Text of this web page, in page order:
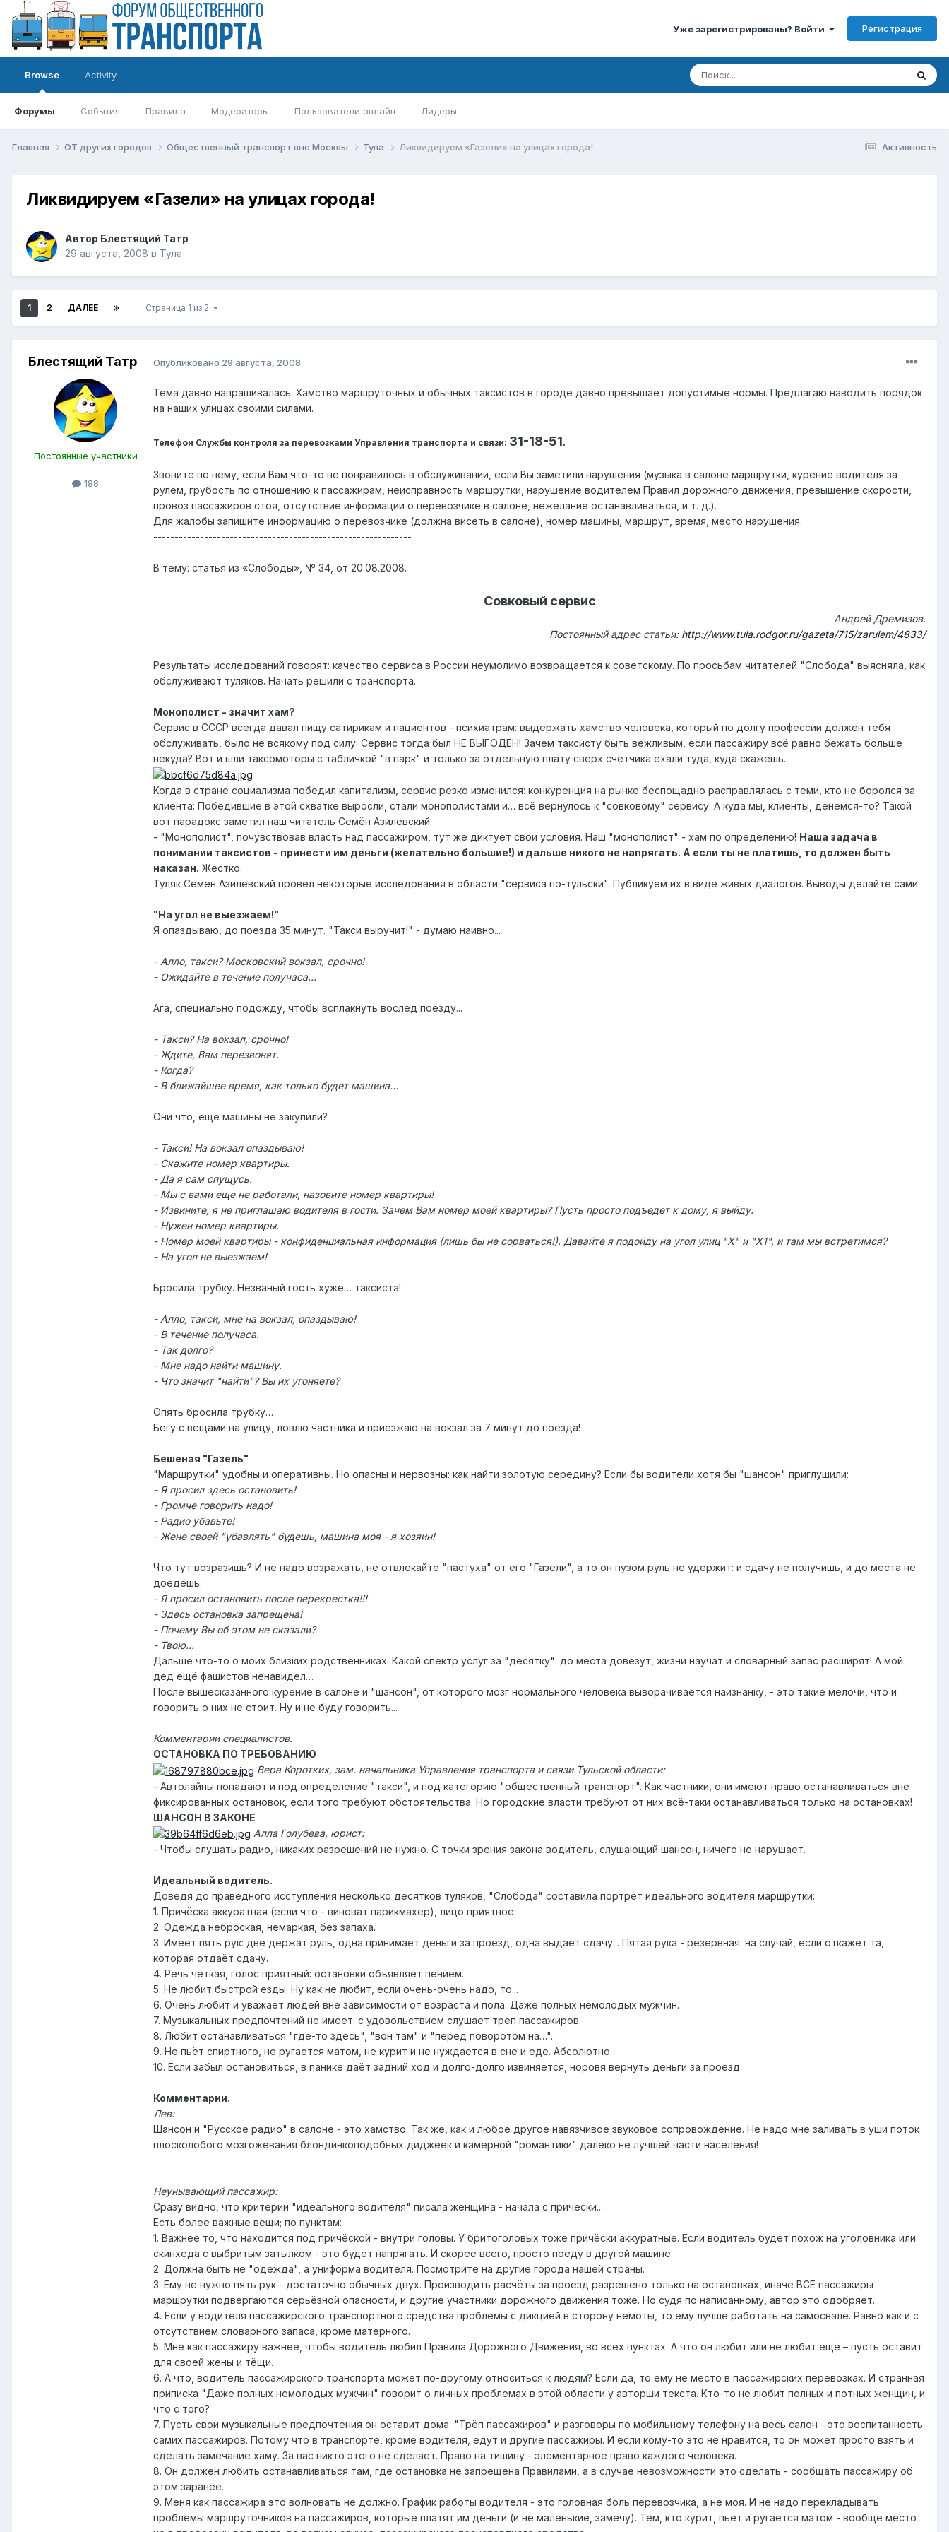
Уже зарегистрированы? Войти Регистрация
Browse
Форумы События Правила Модераторы Пользователи онлайн Лидеры
Activity
Активность
Главная ОТ других городов Общественный транспорт вне Москвы Тула Ликвидируем «Газели» на улицах города!
Ликвидируем «Газели» на улицах города!
Автор Блестящий Татр
29 августа, 2008 в Тула
1 2 ДАЛЕЕ Страница 1 из 2
Блестящий Татр
Постоянные участники
188
Опубликовано 29 августа, 2008
Тема давно напрашивалась. Хамство маршруточных и обычных таксистов в городе давно превышает допустимые нормы. Предлагаю наводить порядок
на наших улицах своими силами.
Телефон Службы контроля за перевозками Управления транспорта и связи: 31-18-51.
Звоните по нему, если Вам что-то не понравилось в обслуживании, если Вы заметили нарушения (музыка в салоне маршрутки, курение водителя за
рулём, грубость по отношению к пассажирам, неисправность маршрутки, нарушение водителем Правил дорожного движения, превышение скорости,
провоз пассажиров стоя, отсутствие информации о перевозчике в салоне, нежелание останавливаться, и т. д.).
Для жалобы запишите информацию о перевозчике (должна висеть в салоне), номер машины, маршрут, время, место нарушения.
-------------------------------------------------------------
В тему: статья из «Слободы», № 34, от 20.08.2008.
Совковый сервис
Андрей Дремизов.
Постоянный адрес статьи: http://www.tula.rodgor.ru/gazeta/715/zarulem/4833/
Результаты исследований говорят: качество сервиса в России неумолимо возвращается к советскому. По просьбам читателей "Слобода" выясняла, как
обслуживают туляков. Начать решили с транспорта.
Монополист - значит хам?
Сервис в СССР всегда давал пищу сатирикам и пациентов - психиатрам: выдержать хамство человека, который по долгу профессии должен тебя
обслуживать, было не всякому под силу. Сервис тогда был НЕ ВЫГОДЕН! Зачем таксисту быть вежливым, если пассажиру всё равно бежать больше
некуда? Вот и шли таксомоторы с табличкой "в парк" и только за отдельную плату сверх счётчика ехали туда, куда скажешь.
Когда в стране социализма победил капитализм, сервис резко изменился: конкуренция на рынке беспощадно расправлялась с теми, кто не боролся за
клиента: Победившие в этой схватке выросли, стали монополистами и… всё вернулось к "совковому" сервису. А куда мы, клиенты, денемся-то? Такой
вот парадокс заметил наш читатель Семён Азилевский:
- "Монополист", почувствовав власть над пассажиром, тут же диктует свои условия. Наш "монополист" - хам по определению! Наша задача в
понимании таксистов - принести им деньги (желательно большие!) и дальше никого не напрягать. А если ты не платишь, то должен быть
наказан. Жёстко.
Туляк Семен Азилевский провел некоторые исследования в области "сервиса по-тульски". Публикуем их в виде живых диалогов. Выводы делайте сами.
"На угол не выезжаем!"
Я опаздываю, до поезда 35 минут. "Такси выручит!" - думаю наивно...
- Алло, такси? Московский вокзал, срочно!
- Ожидайте в течение получаса…
Ага, специально подожду, чтобы всплакнуть вослед поезду...
- Такси? На вокзал, срочно!
- Ждите, Вам перезвонят.
- Когда?
- В ближайшее время, как только будет машина…
Они что, ещё машины не закупили?
- Такси! На вокзал опаздываю!
- Скажите номер квартиры.
- Да я сам спущусь.
- Мы с вами еще не работали, назовите номер квартиры!
- Извините, я не приглашаю водителя в гости. Зачем Вам номер моей квартиры? Пусть просто подъедет к дому, я выйду:
- Нужен номер квартиры.
- Номер моей квартиры - конфиденциальная информация (лишь бы не сорваться!). Давайте я подойду на угол улиц "Х" и "Х1", и там мы встретимся?
- На угол не выезжаем!
Бросила трубку. Незваный гость хуже… таксиста!
- Алло, такси, мне на вокзал, опаздываю!
- В течение получаса.
- Так долго?
- Мне надо найти машину.
- Что значит "найти"? Вы их угоняете?
Опять бросила трубку…
Бегу с вещами на улицу, ловлю частника и приезжаю на вокзал за 7 минут до поезда!
Бешеная "Газель"
"Маршрутки" удобны и оперативны. Но опасны и нервозны: как найти золотую середину? Если бы водители хотя бы "шансон" приглушили:
- Я просил здесь остановить!
- Громче говорить надо!
- Радио убавьте!
- Жене своей "убавлять" будешь, машина моя - я хозяин!
Что тут возразишь? И не надо возражать, не отвлекайте "пастуха" от его "Газели", а то он пузом руль не удержит: и сдачу не получишь, и до места не
доедешь:
- Я просил остановить после перекрестка!!!
- Здесь остановка запрещена!
- Почему Вы об этом не сказали?
- Твою…
Дальше что-то о моих близких родственниках. Какой спектр услуг за "десятку": до места довезут, жизни научат и словарный запас расширят! А мой
дед ещё фашистов ненавидел…
После вышесказанного курение в салоне и "шансон", от которого мозг нормального человека выворачивается наизнанку, - это такие мелочи, что и
говорить о них не стоит. Ну и не буду говорить...
Комментарии специалистов.
ОСТАНОВКА ПО ТРЕБОВАНИЮ
Вера Коротких, зам. начальника Управления транспорта и связи Тульской области:
- Автолайны попадают и под определение "такси", и под категорию "общественный транспорт". Как частники, они имеют право останавливаться вне
фиксированных остановок, если того требуют обстоятельства. Но городские власти требуют от них всё-таки останавливаться только на остановках!
ШАНСОН В ЗАКОНЕ
Алла Голубева, юрист:
- Чтобы слушать радио, никаких разрешений не нужно. С точки зрения закона водитель, слушающий шансон, ничего не нарушает.
Идеальный водитель.
Доведя до праведного исступления несколько десятков туляков, "Слобода" составила портрет идеального водителя маршрутки:
1. Причёска аккуратная (если что - виноват парикмахер), лицо приятное.
2. Одежда неброская, немаркая, без запаха.
3. Имеет пять рук: две держат руль, одна принимает деньги за проезд, одна выдаёт сдачу... Пятая рука - резервная: на случай, если откажет та,
которая отдаёт сдачу.
4. Речь чёткая, голос приятный: остановки объявляет пением.
5. Не любит быстрой езды. Ну как не любит, если очень-очень надо, то...
6. Очень любит и уважает людей вне зависимости от возраста и пола. Даже полных немолодых мужчин.
7. Музыкальных предпочтений не имеет: с удовольствием слушает трёп пассажиров.
8. Любит останавливаться "где-то здесь", "вон там" и "перед поворотом на…".
9. Не пьёт спиртного, не ругается матом, не курит и не нуждается в сне и еде. Абсолютно.
10. Если забыл остановиться, в панике даёт задний ход и долго-долго извиняется, норовя вернуть деньги за проезд.
Комментарии.
Лев:
Шансон и "Русское радио" в салоне - это хамство. Так же, как и любое другое навязчивое звуковое сопровождение. Не надо мне заливать в уши поток
плосколобого мозгожевания блондинкоподобных диджеек и камерной "романтики" далеко не лучшей части населения!
Неунывающий пассажир:
Сразу видно, что критерии "идеального водителя" писала женщина - начала с причёски...
Есть более важные вещи; по пунктам:
1. Важнее то, что находится под причёской - внутри головы. У бритоголовых тоже причёски аккуратные. Если водитель будет похож на уголовника или
скинхеда с выбритым затылком - это будет напрягать. И скорее всего, просто поеду в другой машине.
2. Должна быть не "одежда", а униформа водителя. Посмотрите на другие города нашей страны.
3. Ему не нужно пять рук - достаточно обычных двух. Производить расчёты за проезд разрешено только на остановках, иначе ВСЕ пассажиры
маршрутки подвергаются серьёзной опасности, и другие участники дорожного движения тоже. Но судя по написанному, автор это одобряет.
4. Если у водителя пассажирского транспортного средства проблемы с дикцией в сторону немоты, то ему лучше работать на самосвале. Равно как и с
отсутствием словарного запаса, кроме матерного.
5. Мне как пассажиру важнее, чтобы водитель любил Правила Дорожного Движения, во всех пунктах. А что он любит или не любит ещё – пусть оставит
для своей жены и тёщи.
6. А что, водитель пассажирского транспорта может по-другому относиться к людям? Если да, то ему не место в пассажирских перевозках. И странная
приписка "Даже полных немолодых мужчин" говорит о личных проблемах в этой области у авторши текста. Кто-то не любит полных и потных женщин, и
что с того?
7. Пусть свои музыкальные предпочтения он оставит дома. "Трёп пассажиров" и разговоры по мобильному телефону на весь салон - это воспитанность
самих пассажиров. Потому что в транспорте, кроме водителя, едут и другие пассажиры. И если кому-то это не нравится, то он может просто взять и
сделать замечание хаму. За вас никто этого не сделает. Право на тишину - элементарное право каждого человека.
8. Он должен любить останавливаться там, где остановка не запрещена Правилами, а в случае невозможности это сделать - сообщать пассажиру об
этом заранее.
9. Меня как пассажира это волновать не должно. График работы водителя - это головная боль перевозчика, а не моя. И не надо перекладывать
проблемы маршруточников на пассажиров, которые платят им деньги (и не маленькие, замечу). Тем, кто курит, пьёт и ругается матом - вообще место